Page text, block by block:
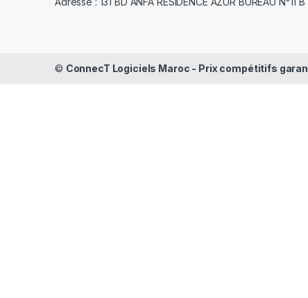
© ConnecT Logiciels Maroc - Prix compétitifs